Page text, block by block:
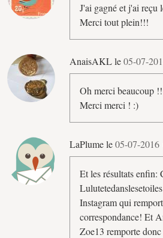
J'ai gagné et j'ai reçu
Merci tout plein!!!
AnaisAKL le05-07-
Oh merci beaucoup
Merci merci ! :)
LaPlume le05-07-2016
Et les résultats enfin:
Instagram qui
correspondance! Et
Zoe13 remporte